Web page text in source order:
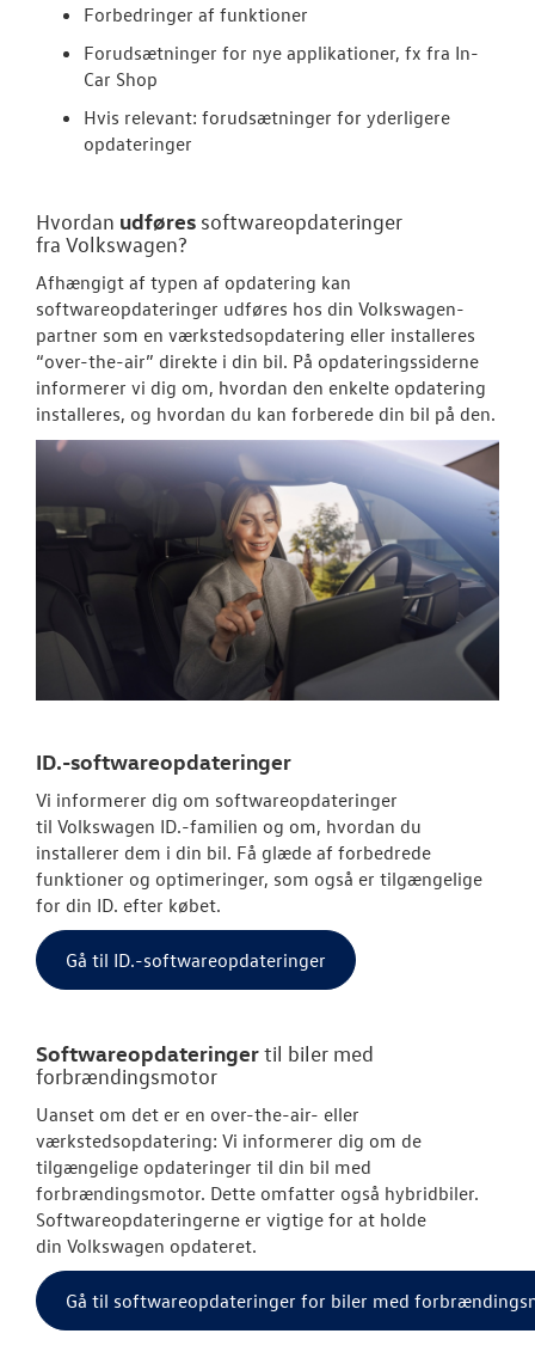
Service 5+
Autoriseret
Fælgerep
SKADECENTER
TILBEHØR
OM OS
Forbedringer af funktioner
Forudsætninger for nye applikationer, fx fra In-
Car Shop
Hvis relevant: forudsætninger for yderligere
opdateringer
Hvordan udføres softwareopdateringer
fra Volkswagen?
Afhængigt af typen af opdatering kan
softwareopdateringer udføres hos din Volkswagen-
partner som en værkstedsopdatering eller installeres
“over-the-air” direkte i din bil. På opdateringssiderne
informerer vi dig om, hvordan den enkelte opdatering
installeres, og hvordan du kan forberede din bil på den.
ID.-softwareopdateringer
Vi informerer dig om softwareopdateringer
til Volkswagen ID.-familien og om, hvordan du
installerer dem i din bil. Få glæde af forbedrede
funktioner og optimeringer, som også er tilgængelige
for din ID. efter købet.
Gå til ID.-softwareopdateringer
Softwareopdateringertil biler med
forbrændingsmotor
Uanset om det er en over-the-air- eller
værkstedsopdatering: Vi informerer dig om de
tilgængelige opdateringer til din bil med
forbrændingsmotor. Dette omfatter også hybridbiler.
Softwareopdateringerne er vigtige for at holde
din Volkswagen opdateret.
Gå til softwareopdateringer for biler med